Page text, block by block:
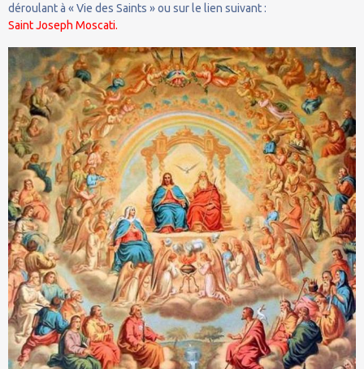
déroulant à « Vie des Saints » ou sur le lien suivant :
Saint Joseph Moscati.